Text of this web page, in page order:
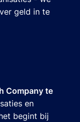
geld in te
Company te
en
begint bij